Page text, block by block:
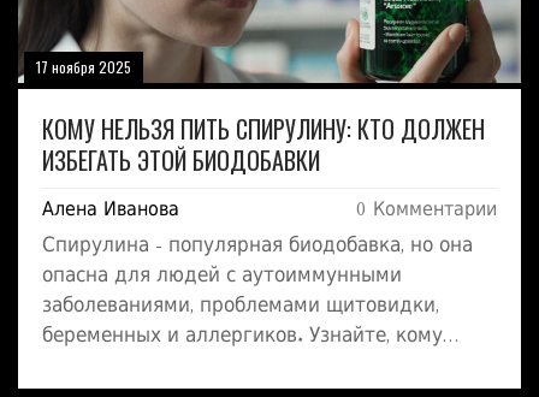
17 ноября 2025
КОМУ НЕЛЬЗЯ ПИТЬ СПИРУЛИНУ: КТО ДОЛЖЕН
ИЗБЕГАТЬ ЭТОЙ БИОДОБАВКИ
Алена Иванова 0 Комментарии
Спирулина - популярная биодобавка, но она
опасна для людей с аутоиммунными
заболеваниями, проблемами щитовидки,
беременных и аллергиков. Узнайте, кому